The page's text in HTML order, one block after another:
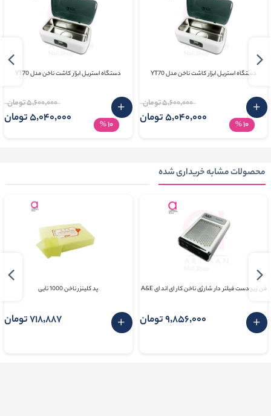
دستگاه استریل ابزار کاشت ناخن مدل YT70
10
%
5٬600٬000 تومان
5٬040٬000 تومان
دستگاه استریل ابزار کاشت ناخن مدل YT70
10
%
5٬600٬000 تومان
5٬040٬000 تومان
محصولات مشابه خریداری شده
فن زیر دست فیلتر دار شارژی ناخن کار ای اند ای A&E
9٬856٬000 تومان
پد کلینزر ناخن 1000 تایی
718٬887 تومان